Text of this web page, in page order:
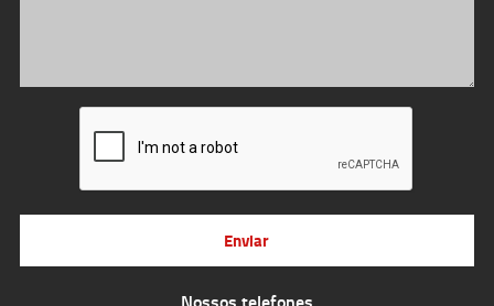
Nossos telefones
Enviar